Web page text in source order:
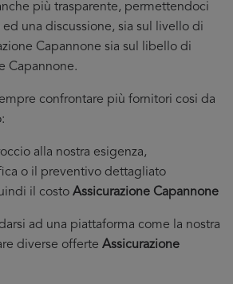
più trasparente, permettendoci
una discussione, sia sul livello di
Capannone sia sul libello di
Capannone.
confrontare più fornitori cosi da
alla nostra esigenza,
o il preventivo dettagliato
il costo Assicurazione Capannone
ad una piattaforma come la nostra
diverse offerte Assicurazione